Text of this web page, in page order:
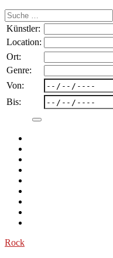
Suche
nach:
Künstler:
Location:
Ort:
Genre:
Von:
Bis:
Rock